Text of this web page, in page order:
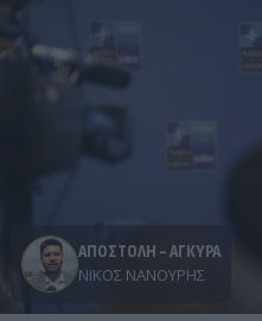
ΑΠΟΣΤΟΛΗ - ΑΓΚΥΡΑ
ΝΊΚΟΣ ΝΑΝΟΎΡΗΣ